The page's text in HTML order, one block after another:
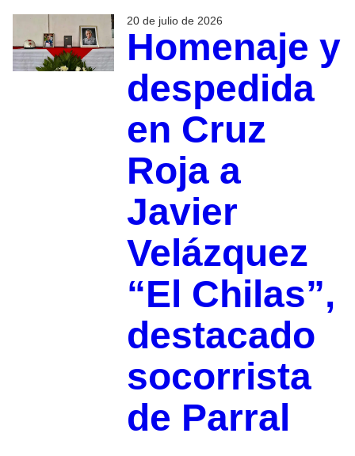
20 de julio de 2026
Homenaje y
despedida
en Cruz
Roja a
Javier
Velázquez
“El Chilas”,
destacado
socorrista
de Parral